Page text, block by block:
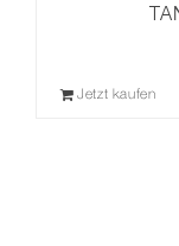
Jetzt kaufen